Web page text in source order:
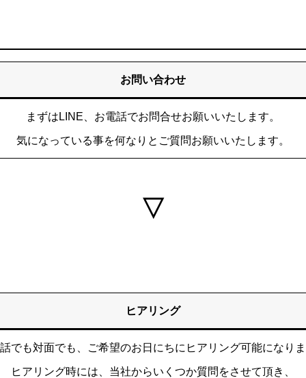
お問い合わせ
まずはLINE、お電話でお問合せお願いいたします。
気になっている事を何なりとご質問お願いいたします。
▽
ヒアリング
でも対面でも、ご希望のお日にちにヒアリング可能になり
ヒアリング時には、当社からいくつか質問をさせて頂き、